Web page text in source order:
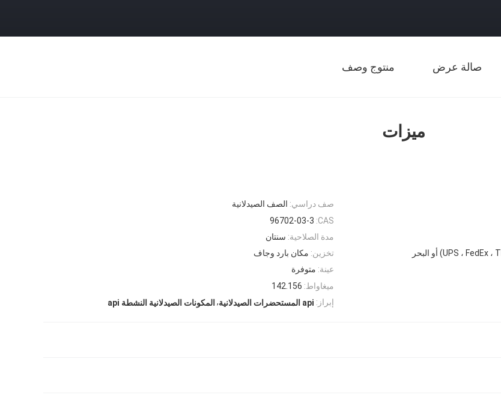
صالة عرض منتوج وصف
ميزات
صف دراسي: الصف الصيدلانية
CAS:
96702-03-3
مدة الصلاحية: سنتان
تخزين: مكان بارد وجاف
عينة: متوفرة
ميغاواط: 142.156
إبراز: api المستحضرات الصيدلانية , المكونات الصيدلانية النشطة api